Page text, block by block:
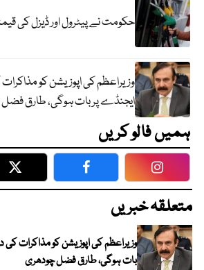
حکومت نے پیٹرول اور ڈیزل کی
وزیراعظم کی اپوزیشن کو
ایجنڈے پر بات ہوگی، طارق
ہمیں فالو کریں
Twitter Facebook
متعلقہ خبریں
وزیراعظم کی اپوزیشن کو مذاکرات
بات ہوگی، طارق فضل چودھری